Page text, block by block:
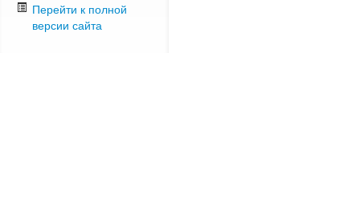
Перейти к полной
версии сайта